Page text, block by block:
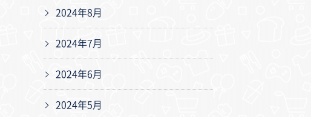
2024年8月
2024年7月
2024年6月
2024年5月